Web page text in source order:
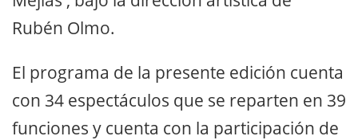
Rubén Olmo.
El programa de la presente edición cuenta
con 34 espectáculos que se reparten en 39
funciones y cuenta con la participación de